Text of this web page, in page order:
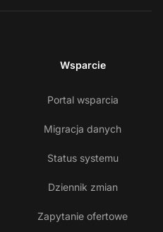
Wsparcie
Portal wsparcia
Migracja danych
Status systemu
Dziennik zmian
Zapytanie ofertowe